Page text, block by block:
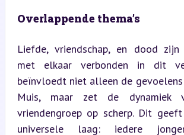
Overlappende thema’s
Liefde, vriendschap, en dood zijn
met elkaar verbonden in dit
beïnvloedt niet alleen de gevoelens
Muis, maar zet de dynamiek
vriendengroep op scherp. Dit
universele laag: iedere